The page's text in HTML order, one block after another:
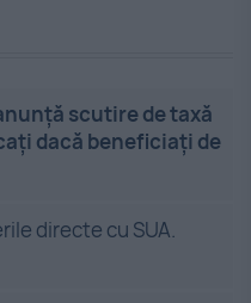
scutire de taxă
dacă beneficiați de
directe cu SUA.